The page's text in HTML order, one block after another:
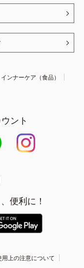
インナーケア（食品）
ント
便利に！
上の注意について